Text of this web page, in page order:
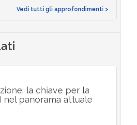
Vedi tutti gli approfondimenti >
la chiave per la
nel panorama attuale